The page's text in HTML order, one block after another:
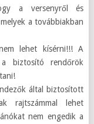
a versenyről és
a továbbiakban
lehet kísérni!!! A
biztosító rendőrök
által biztosított
rajtszámmal lehet
nem engedik a